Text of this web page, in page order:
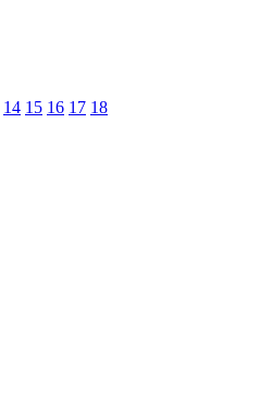
14 15 16 17 18